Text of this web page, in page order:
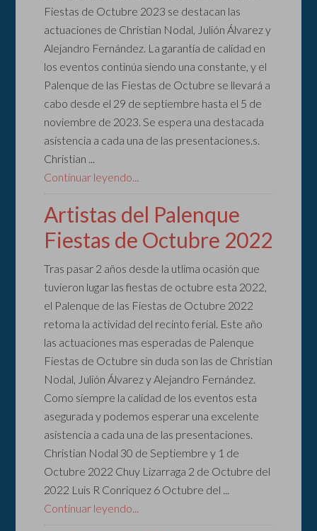
Fiestas de Octubre 2023 se destacan las
actuaciones de Christian Nodal, Julión Álvarez y
Alejandro Fernández. La garantía de calidad en
los eventos continúa siendo una constante, y el
Palenque de las Fiestas de Octubre se llevará a
cabo desde el 29 de septiembre hasta el 5 de
noviembre de 2023. Se espera una destacada
asistencia a cada una de las presentaciones.s.
Christian ...
Continuar leyendo...
Artistas del Palenque
Fiestas de Octubre 2022
Tras pasar 2 años desde la utlima ocasión que
tuvieron lugar las fiestas de octubre esta 2022,
el Palenque de las Fiestas de Octubre 2022
retoma la actividad del recinto ferial. Este año
las actuaciones mas esperadas de Palenque
Fiestas de Octubre sin duda son las de Christian
Nodal, Julión Álvarez y Alejandro Fernández.
Como siempre la calidad de los eventos esta
asegurada y podemos esperar una excelente
asistencia a cada una de las presentaciones.
Christian Nodal 30 de Septiembre y 1 de
Octubre 2022 Chuy Lizarraga 2 de Octubre del
2022 Luis R Conriquez 6 Octubre del ...
Continuar leyendo...